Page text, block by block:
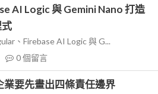
AI Logic 與 Gemini Nano 打造
、Firebase AI Logic 與 G...
0個留言
要先畫出四條責任邊界